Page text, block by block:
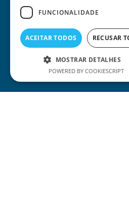
Pronto
A solução
FUNCIONALIDADE
ACEITAR TODOS RECUSAR
MOSTRAR DETALHES
POWERED BY COOKIESCRIPT